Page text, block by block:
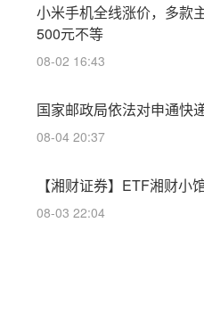
小米手机全线涨价，多款
500元不等
08-02 16:43
国家邮政局依法对申通快
08-04 20:37
【湘财证券】ETF湘财小
08-03 22:04